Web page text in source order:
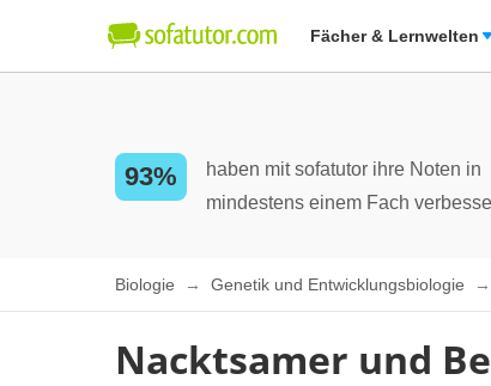
Fächer & Lernwelten
93%
haben mit sofatutor ihre Noten in
mindestens einem Fach
Biologie Genetik und Entwicklungsbiologie
Nacktsamer und